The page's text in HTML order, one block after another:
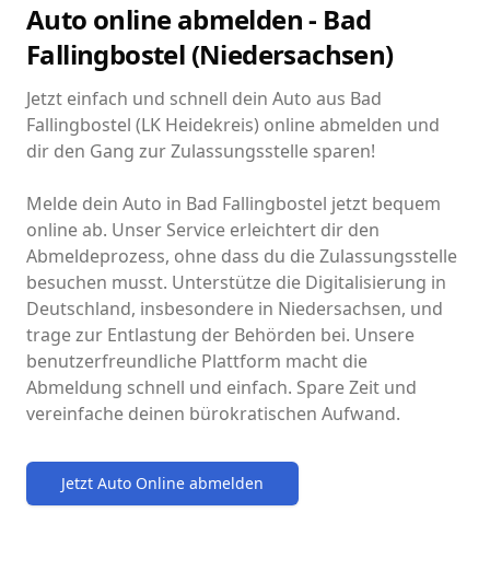
Auto online abmelden - Bad
Fallingbostel (Niedersachsen)
Jetzt einfach und schnell dein Auto aus Bad
Fallingbostel (LK Heidekreis) online abmelden und
dir den Gang zur Zulassungsstelle sparen!
Melde dein Auto in Bad Fallingbostel jetzt bequem
online ab. Unser Service erleichtert dir den
Abmeldeprozess, ohne dass du die Zulassungsstelle
besuchen musst. Unterstütze die Digitalisierung in
Deutschland, insbesondere in Niedersachsen, und
trage zur Entlastung der Behörden bei. Unsere
benutzerfreundliche Plattform macht die
Abmeldung schnell und einfach. Spare Zeit und
vereinfache deinen bürokratischen Aufwand.
Jetzt Auto Online abmelden